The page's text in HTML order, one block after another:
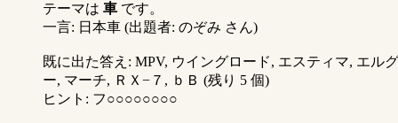
テーマは 車 です。
一言: 日本車 (出題者: のぞみ さん)
既に出た答え: MPV, ウイングロード, エスティマ, エル
ー, マーチ, ＲＸ−７, ｂＢ (残り 5 個)
ヒント: フ○○○○○○○○